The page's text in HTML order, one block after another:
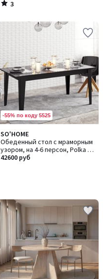
3
/
-55% по коду 5525
SO'HOME
Обеденный стол с мраморным
узором, на 4-6 персон, Polka /
Полка
42600 руб